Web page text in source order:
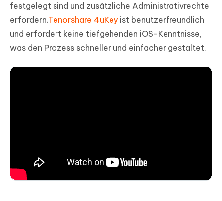
festgelegt sind und zusätzliche Administrativrechte
erfordern.Tenorshare 4uKey ist benutzerfreundlich
und erfordert keine tiefgehenden iOS-Kenntnisse,
was den Prozess schneller und einfacher gestaltet.